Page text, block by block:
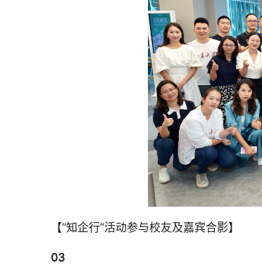
【“知企行”活动参与校友及嘉宾合影】
03